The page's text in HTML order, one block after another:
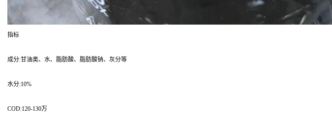
指标
成分:甘油类、水、脂肪酸、脂肪酸钠、灰分等
水分:10%
COD:120-130万